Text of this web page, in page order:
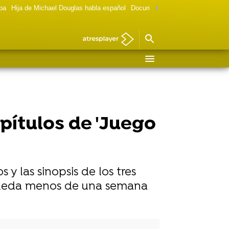
Hija de Michael Douglas habla español Documental Las chicas Gilmore
de 'Juego
y las sinopsis de los tres
menos de una semana